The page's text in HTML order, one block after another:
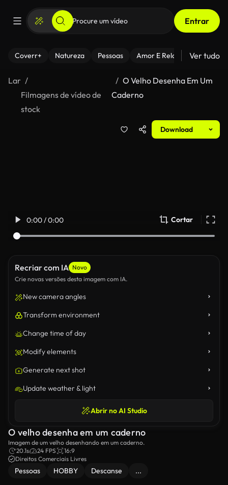
Entrar
Coverr+ Natureza Pessoas Amor E Relacionamentos
Ver tudo
Lar
Filmagens de vídeo de
stock
O Velho Desenha Em Um
Caderno
Download
0:00 / 0:00 Cortar
Recriar com IA Novo
Crie novas versões desta imagem com IA.
New camera angles
Transform environment
Change time of day
Modify elements
Generate next shot
Update weather & light
Abrir no AI Studio
O velho desenha em um caderno
Imagem de um velho desenhando em um caderno.
20.1s
24 FPS
16:9
Direitos Comerciais Livres
Pessoas HOBBY Descanse ...